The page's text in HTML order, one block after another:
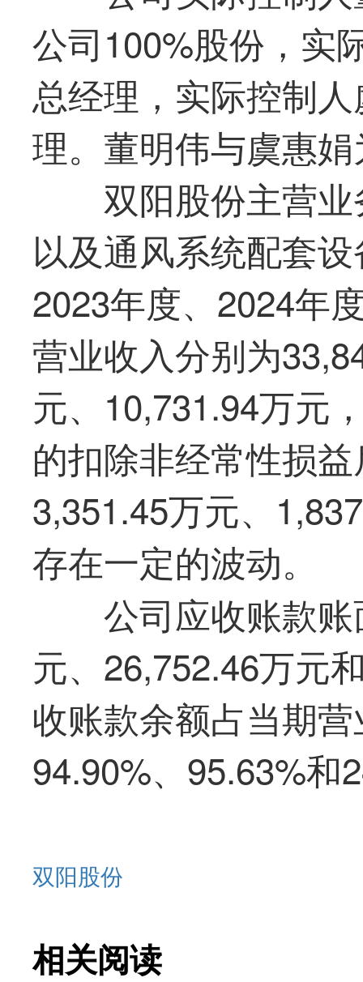
公司100%股份，实
总经理，实际控制
理。董明伟与虞惠
双阳股份主营
以及通风系统配套
2023年度、2024年
营业收入分别为
元、10,731.94万元
的扣除非经常性损
3,351.45万元、
存在一定的波动。
公司应收账款
元、26,752.46万元
收账款余额占当期
94.90%、95.63%和
双阳股份
相关阅读